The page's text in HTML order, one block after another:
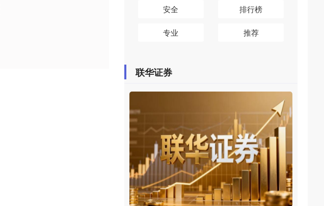
安全 排行榜
专业 推荐
联华证券